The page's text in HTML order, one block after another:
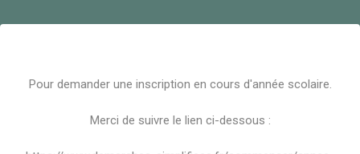
Pour demander une inscription en cours d'année scolaire.
Merci de suivre le lien ci-dessous :